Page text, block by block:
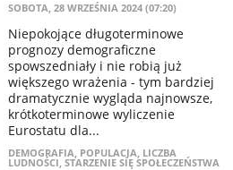
SOBOTA, 28 WRZEŚNIA 2024 (07:20)
Niepokojące długoterminowe
prognozy demograficzne
spowszedniały i nie robią już
większego wrażenia - tym bardziej
dramatycznie wygląda najnowsze,
krótkoterminowe wyliczenie
Eurostatu dla...
DEMOGRAFIA, POPULACJA, LICZBA
LUDNOŚCI, STARZENIE SIĘ SPOŁECZEŃSTWA